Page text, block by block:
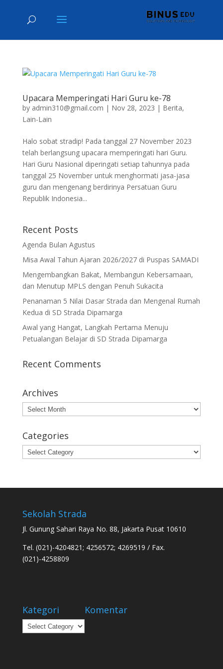
Upacara Memperingati Hari Guru ke-78
by admin310@gmail.com | Nov 28, 2023 | Berita,
Lain-Lain
Halo sobat stradip! Pada tanggal 27 November 2023
telah berlangsung upacara memperingati hari Guru.
Hari Guru Nasional diperingati setiap tahunnya pada
tanggal 25 November untuk menghormati jasa-jasa
guru dan mengenang berdirinya Persatuan Guru
Republik Indonesia...
Recent Posts
Agenda Bulan Agustus
Misa Awal Tahun Ajaran 2026/2027 di Puspas SAMADI
Mengembangkan Bakat, Membangun Kebersamaan,
dan Menutup MPLS dengan Penuh Sukacita
Penanaman 5 Nilai Dasar Strada dan Mengenal Rumah
Kedua di SD Strada Dipamarga
Awal yang Hangat, Langkah Pertama Menuju
Petualangan Belajar di SD Strada Dipamarga
Recent Comments
Archives
Archives
Categories
Categories
Sekolah Strada
Jl. Gunung Sahari Raya No. 88, Jakarta Pusat 10610
Tel. (021)-4204821; 4256572; 4269519 / Fax.
(021)-4258809
Kategori
Kategori
Komentar